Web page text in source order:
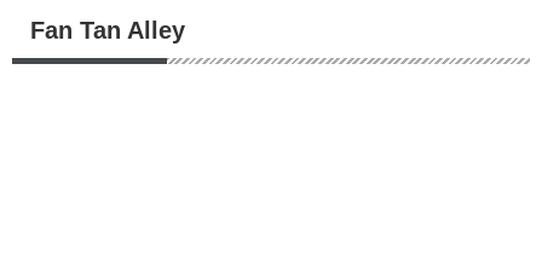
Fan Tan Alley